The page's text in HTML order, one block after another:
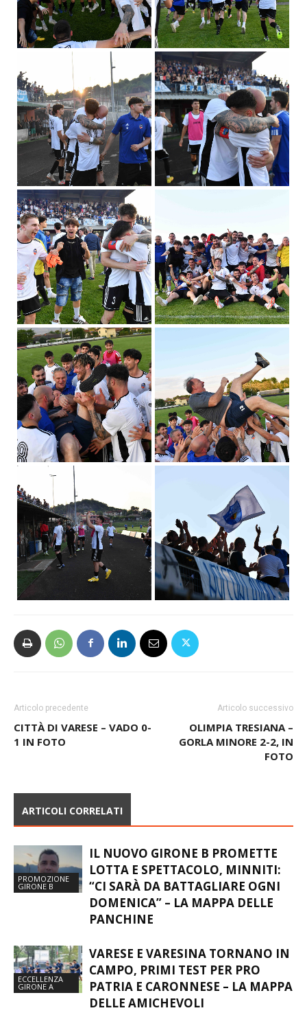
Articolo precedente
CITTÀ DI VARESE – VADO 0-
1 IN FOTO
Articolo successivo
OLIMPIA TRESIANA –
GORLA MINORE 2-2, IN
FOTO
ARTICOLI CORRELATI
PROMOZIONE
GIRONE B
IL NUOVO GIRONE B PROMETTE
LOTTA E SPETTACOLO, MINNITI:
“CI SARÀ DA BATTAGLIARE OGNI
DOMENICA” – LA MAPPA DELLE
PANCHINE
ECCELLENZA
GIRONE A
VARESE E VARESINA TORNANO IN
CAMPO, PRIMI TEST PER PRO
PATRIA E CARONNESE – LA MAPPA
DELLE AMICHEVOLI